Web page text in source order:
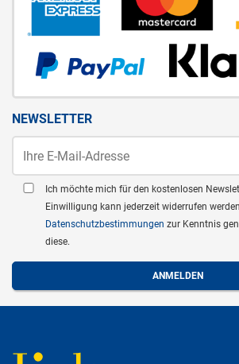
NEWSLETTER
Ich möchte mich für den kostenlosen
Einwilligung kann jederzeit widerrufen
Datenschutzbestimmungen zur Kenntnis
diese.